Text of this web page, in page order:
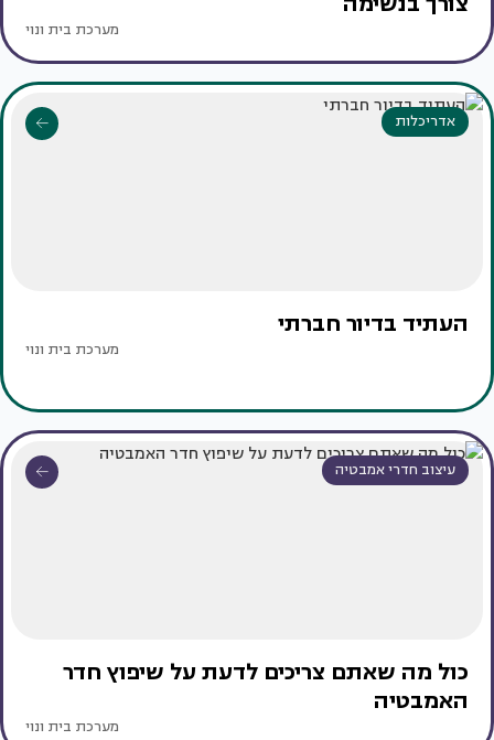
מערכת בית ונוי
אדריכלות
העתיד בדיור חברתי
מערכת בית ונוי
עיצוב חדרי אמבטיה
כול מה שאתם צריכים לדעת על שיפוץ חדר
האמבטיה
מערכת בית ונוי